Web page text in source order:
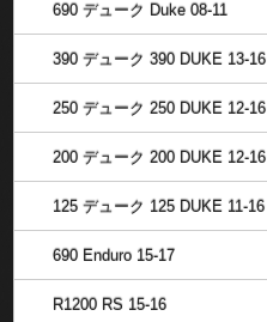
690 デューク Duke 08-11
390 デューク 390 DUKE 13-16
250 デューク 250 DUKE 12-16
200 デューク 200 DUKE 12-16
125 デューク 125 DUKE 11-16
690 Enduro 15-17
R1200 RS 15-16